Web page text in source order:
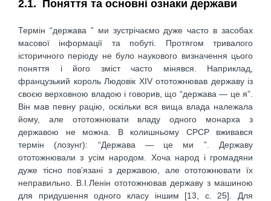
2.1. Поняття та основні ознаки держави
Термін “держава ” ми зустрічаємо дуже часто в засобах
масової інформації та побуті. Протягом тривалого
історичного періоду не було наукового визначення цього
поняття і його зміст часто мінявся. Наприклад,
французький король Людовік XIV ототожнював державу із
своєю верховною владою і говорив, що “держава — це я”.
Він мав певну рацію, оскільки вся вища влада належала
йому, але ототожнювати владу одного монарха з
державою не можна. В колишньому СРСР вживався
термін (лозунг): “Держава — це ми ”. Державу
ототожнювали з усім народом. Хоча народ і громадяни
дуже тісно пов’язані з державою, але ототожнювати їх
неправильно. В.І.Ленін ототожнював державу з машиною
для придушення одного класу іншим [13, с. 25]. Для